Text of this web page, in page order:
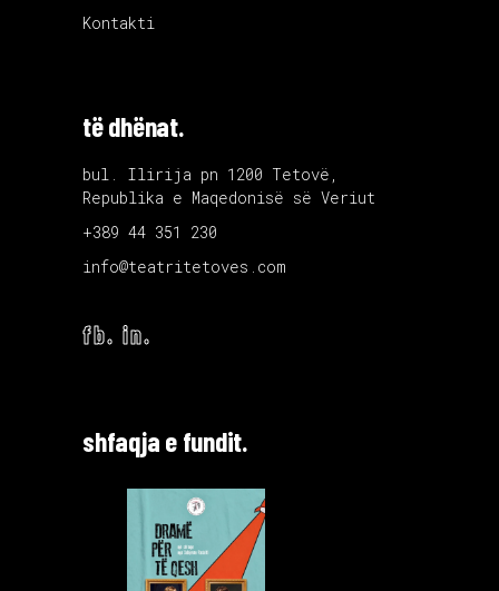
Kontakti
të dhënat.
bul. Ilirija pn 1200 Tetovë,
Republika e Maqedonisë së Veriut
+389 44 351 230
info@teatritetoves.com
fb. in.
shfaqja e fundit.